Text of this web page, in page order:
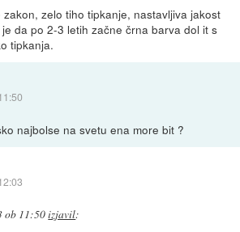
zelo tiho tipkanje, nastavljiva jakost
da po 2-3 letih začne črna barva dol it s
tipkanja.
najbolse na svetu ena more bit ?
ob 11:50izjavil: